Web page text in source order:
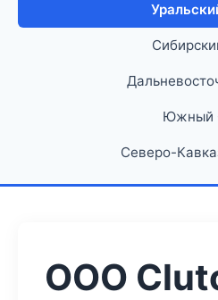
Южный
Северо-
ООО